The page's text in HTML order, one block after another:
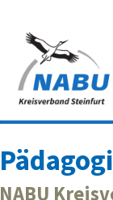
NABU